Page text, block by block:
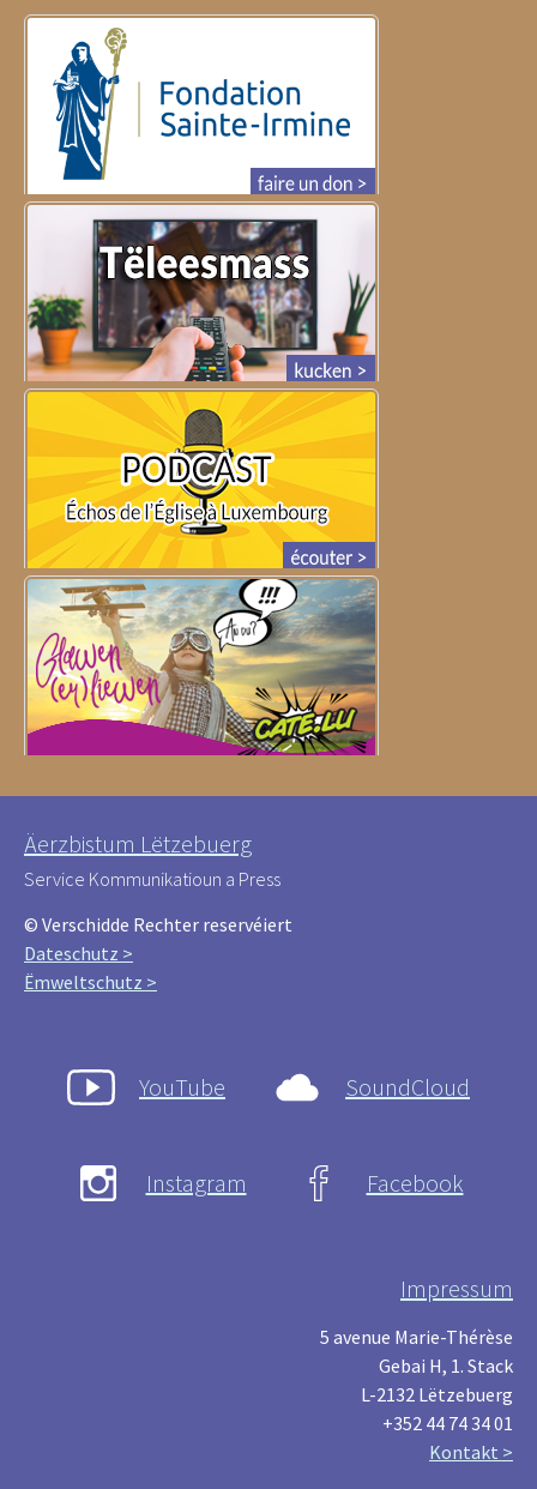
Äerzbistum Lëtzebuerg
Service Kommunikatioun a Press
© Verschidde Rechter reservéiert
Dateschutz >
Ëmweltschutz >
YouTube SoundCloud
Instagram Facebook
Impressum
5 avenue Marie-Thérèse
Gebai H, 1. Stack
L-2132 Lëtzebuerg
+352 44 74 34 01
Kontakt >